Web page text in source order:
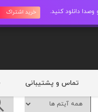
خرید اشتراک
تماس و پشتیبانی